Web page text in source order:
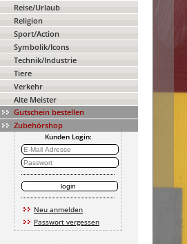
Reise/Urlaub
Religion
Sport/Action
Symbolik/Icons
Technik/Industrie
Tiere
Verkehr
Alte Meister
Gutschein bestellen
Zubehörshop
Kunden Login:
Neu anmelden
Passwort vergessen